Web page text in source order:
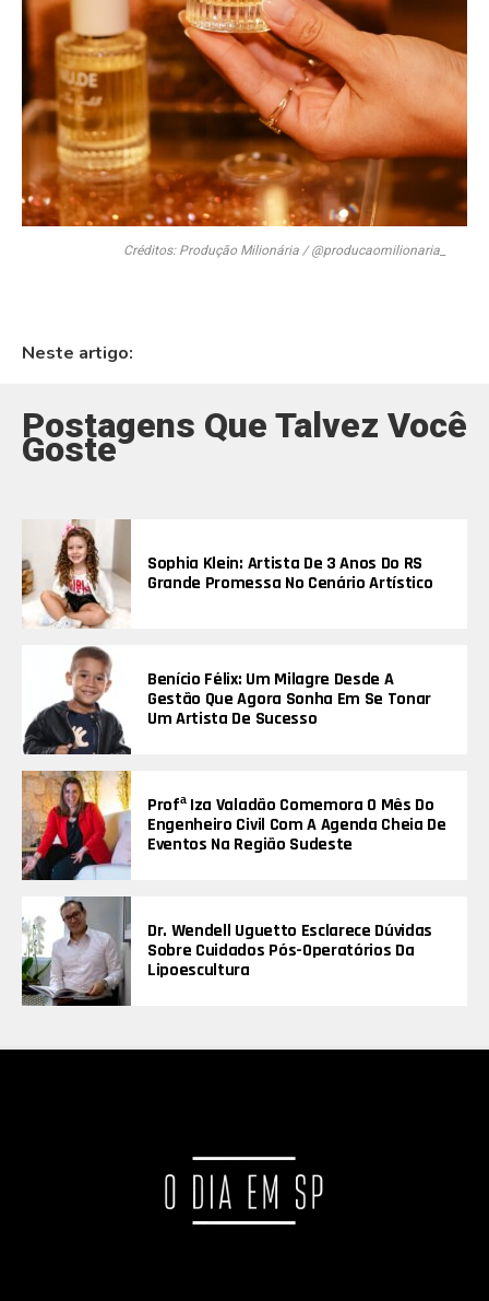
Créditos: Produção Milionária / @producaomilionaria_
Neste artigo:
Postagens Que Talvez Você
Goste
Sophia Klein: Artista De 3 Anos Do RS
Grande Promessa No Cenário Artístico
Benício Félix: Um Milagre Desde A
Gestão Que Agora Sonha Em Se Tonar
Um Artista De Sucesso
Profª Iza Valadão Comemora O Mês Do
Engenheiro Civil Com A Agenda Cheia De
Eventos Na Região Sudeste
Dr. Wendell Uguetto Esclarece Dúvidas
Sobre Cuidados Pós-Operatórios Da
Lipoescultura